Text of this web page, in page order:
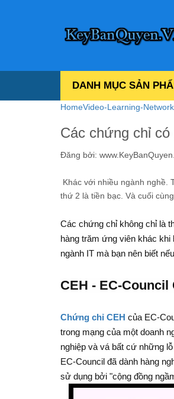
DANH MỤC SẢN
HomeVideo-Learning-Network
Các chứng chỉ có
Đăng bởi:
Khác với nhiều ngành nghề.
thứ 2 là tiền bạc. Và cuối
Các chứng chỉ không chỉ là
hàng trăm ứng viên khác
ngành IT mà bạn nên biết
CEH - EC-
Chứng chỉ CEH của EC-
trong mạng của một doanh
nghiệp và vá bất cứ những
EC-Council đã dành hàng
sử dụng bởi "cộng đồng